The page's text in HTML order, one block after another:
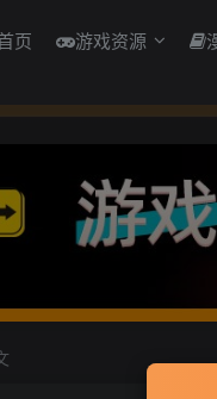
页 游戏资源